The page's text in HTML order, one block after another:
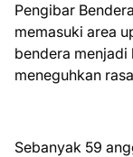
Pengibar
memasuki area
bendera
meneguhkan
Sebanyak 59